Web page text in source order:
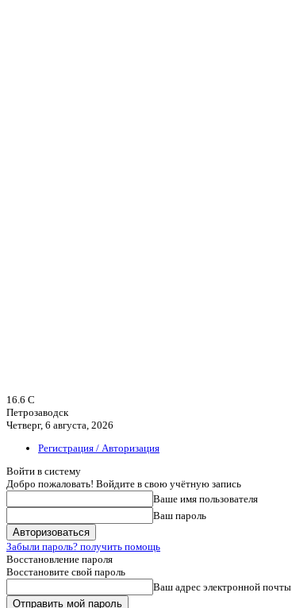
16.6 C
Петрозаводск
Четверг, 6 августа, 2026
Регистрация / Авторизация
Войти в систему
Добро пожаловать! Войдите в свою учётную запись
Ваше имя пользователя
Ваш пароль
Забыли пароль? получить помощь
Восстановление пароля
Восстановите свой пароль
Ваш адрес электронной почты